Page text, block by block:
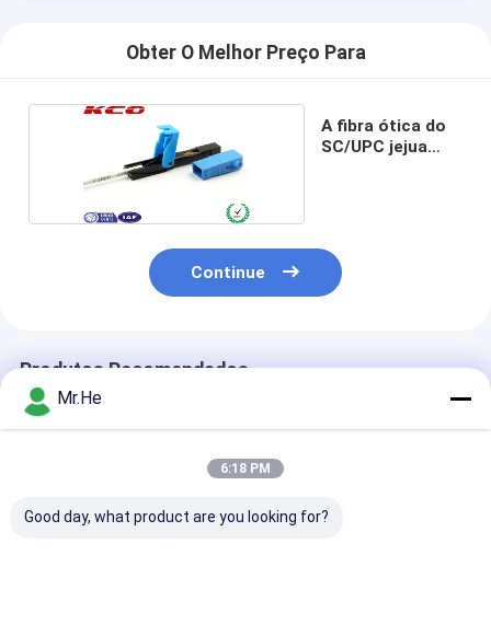
Obter O Melhor Preço Para
A fibra ótica do
SC/UPC jejua
Continue
Produtos Recomendados
Mr.He
6:18 PM
Good day, what product are you looking for?